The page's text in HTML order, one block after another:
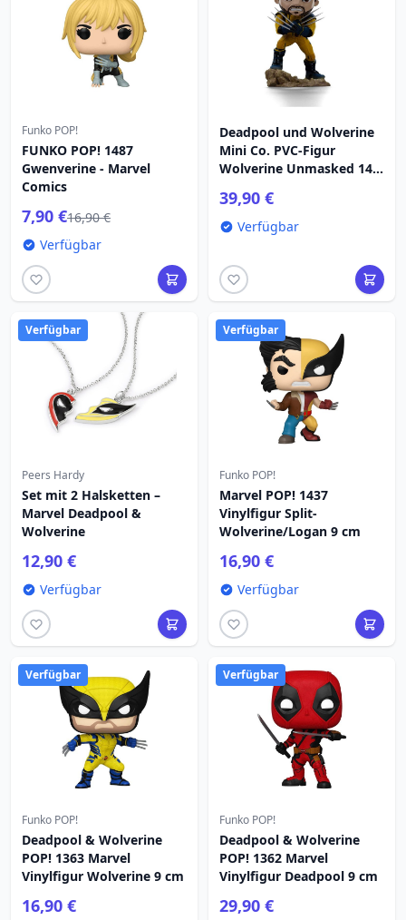
Funko POP!
FUNKO POP! 1487
Gwenverine - Marvel
Comics
7,90 €16,90 €
Verfügbar
Deadpool und Wolverine
Mini Co. PVC-Figur
Wolverine Unmasked 14
39,90 €
Verfügbar
Verfügbar
Peers Hardy
Set mit 2 Halsketten –
Marvel Deadpool &
Wolverine
12,90 €
Verfügbar
Verfügbar
Funko POP!
Marvel POP! 1437
Vinylfigur Split-
Wolverine/Logan 9 cm
16,90 €
Verfügbar
Verfügbar
Funko POP!
Deadpool & Wolverine
POP! 1363 Marvel
Vinylfigur Wolverine 9 cm
16,90 €
Verfügbar
Funko POP!
Deadpool & Wolverine
POP! 1362 Marvel
Vinylfigur Deadpool 9 cm
29,90 €